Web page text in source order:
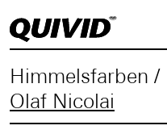
Himmelsfarben /
Olaf Nicolai